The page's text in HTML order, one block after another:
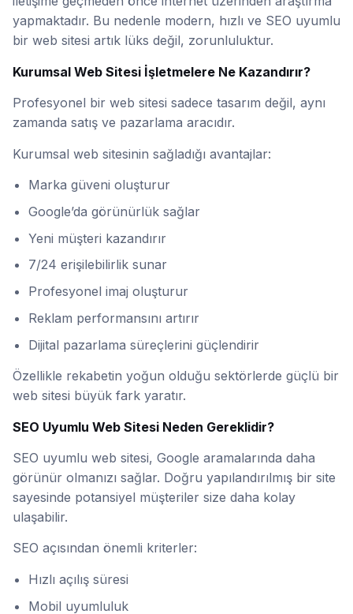
yapmaktadır. Bu nedenle modern, hızlı ve SEO uyumlu
bir web sitesi artık lüks değil, zorunluluktur.
Kurumsal Web Sitesi İşletmelere Ne Kazandırır?
Profesyonel bir web sitesi sadece tasarım değil, aynı
zamanda satış ve pazarlama aracıdır.
Kurumsal web sitesinin sağladığı avantajlar:
Marka güveni oluşturur
Google’da görünürlük sağlar
Yeni müşteri kazandırır
7/24 erişilebilirlik sunar
Profesyonel imaj oluşturur
Reklam performansını artırır
Dijital pazarlama süreçlerini güçlendirir
Özellikle rekabetin yoğun olduğu sektörlerde güçlü bir
web sitesi büyük fark yaratır.
SEO Uyumlu Web Sitesi Neden Gereklidir?
SEO uyumlu web sitesi, Google aramalarında daha
görünür olmanızı sağlar. Doğru yapılandırılmış bir site
sayesinde potansiyel müşteriler size daha kolay
ulaşabilir.
SEO açısından önemli kriterler:
Hızlı açılış süresi
Mobil uyumluluk